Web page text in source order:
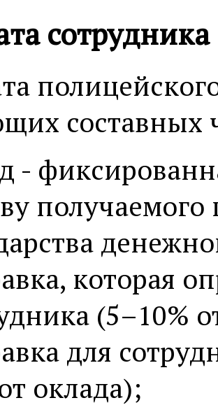
составных
-
которая
(5–10%
для
оклада);